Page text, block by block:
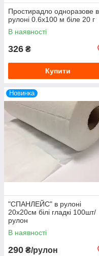
Простирадло одноразове в
рулоні 0.6х100 м біле 20 г
В наявності
326 ₴
Купити
Новинка
"СПАНЛЕЙС" в рулоні
20х20см білі гладкі 100шт/
рулон
В наявності
290 ₴/рулон